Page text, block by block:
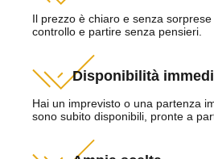
Il prezzo è chiaro e senza
controllo e partire senza pensieri.
Disponibilità
Hai un imprevisto o una partenza
sono subito disponibili, pronte a